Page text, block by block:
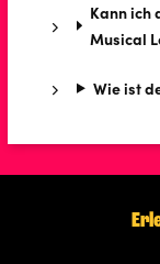
Kann ich
Musical
Wie ist